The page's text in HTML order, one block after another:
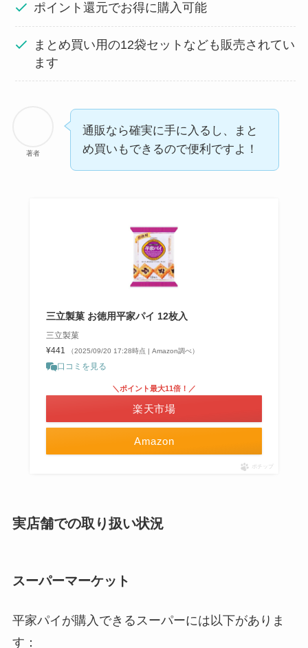
ポイント還元でお得に購入可能
まとめ買い用の12袋セットなども販売されてい
ます
著者
通販なら確実に手に入るし、まと
め買いもできるので便利ですよ！
三立製菓 お徳用平家パイ 12枚入
三立製菓
¥441
（2025/09/20 17:28時点 | Amazon調べ）
口コミを見る
Amazon
＼ポイント最大11倍！／
楽天市場
ポチップ
実店舗での取り扱い状況
スーパーマーケット
平家パイが購入できるスーパーには以下がありま
す：